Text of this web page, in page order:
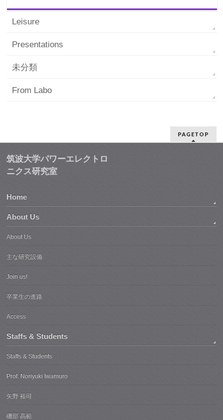
Leisure
Presentations
未分類
From Labo
PAGETOP
筑波大学パワーエレクトロ
ニクス研究室
Home
About Us
About Us
主な研究設備
Join us!
卒業生の進路
Access
Staffs & Students
Staffs & Students
Prof. Noriyuki Iwamuro
矢野 裕司
磯部 高範